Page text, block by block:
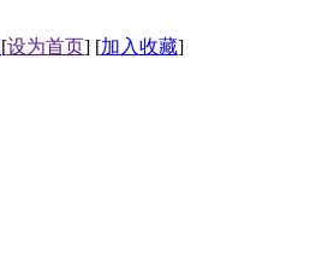
[设为首页] [加入收藏]